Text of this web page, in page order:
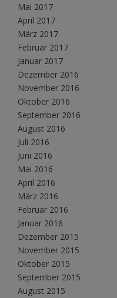
Mai 2017
April 2017
März 2017
Februar 2017
Januar 2017
Dezember 2016
November 2016
Oktober 2016
September 2016
August 2016
Juli 2016
Juni 2016
Mai 2016
April 2016
März 2016
Februar 2016
Januar 2016
Dezember 2015
November 2015
Oktober 2015
September 2015
August 2015